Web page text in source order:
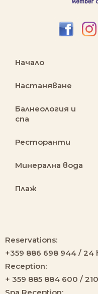
Начало
Настаняване
Балнеология и
спа
Ресторанти
Минерална вода
Плаж
Reservations:
+359 886 698 944 / 24
Reception:
+ 359 885 884 600 /
Spa Reception: